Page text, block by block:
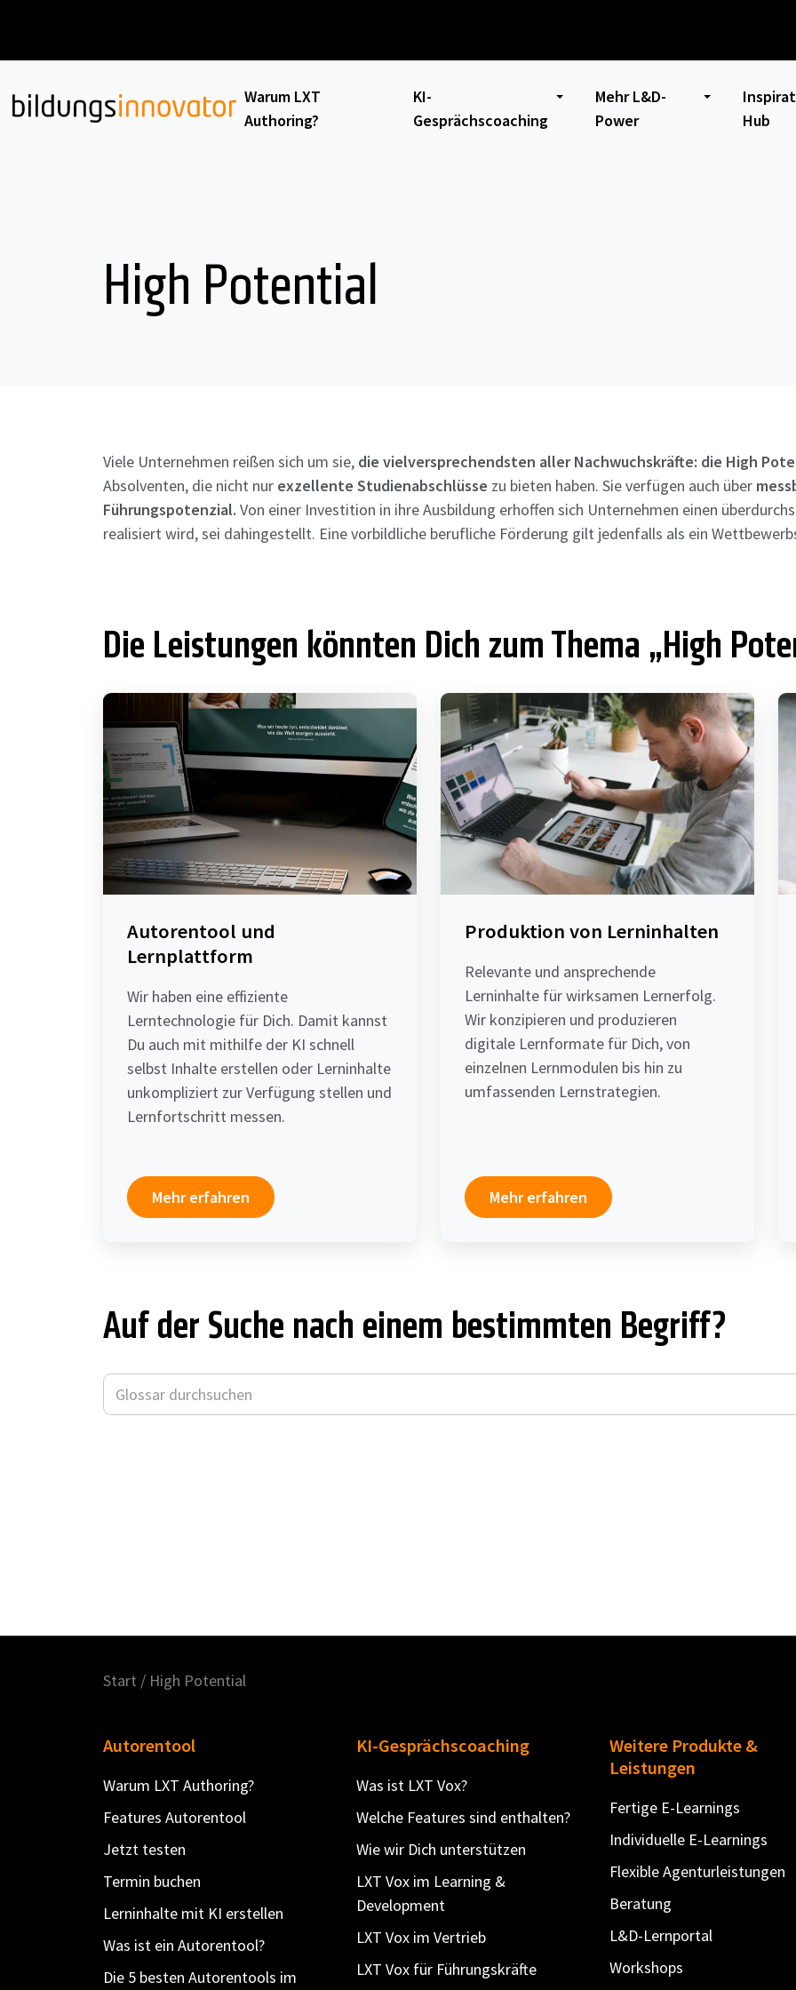
Warum LXT
Authoring?
KI-
Gesprächscoaching
Mehr L&D-
Power
Hub
High Potential
Viele Unternehmen reißen sich um sie, die vielversprechendsten aller Nachwuchskräfte: die High
Absolventen, die nicht nur exzellente Studienabschlüsse zu bieten haben. Sie verfügen auch über
Führungspotenzial. Von einer Investition in ihre Ausbildung erhoffen sich Unternehmen einen
realisiert wird, sei dahingestellt. Eine vorbildliche berufliche Förderung gilt jedenfalls als ein
Die Leistungen könnten Dich zum Thema „High
Autorentool und
Lernplattform
Wir haben eine effiziente
Lerntechnologie für Dich. Damit kannst
Du auch mit mithilfe der KI schnell
selbst Inhalte erstellen oder Lerninhalte
unkompliziert zur Verfügung stellen und
Lernfortschritt messen.
Mehr erfahren
Produktion von Lerninhalten
Relevante und ansprechende
Lerninhalte für wirksamen Lernerfolg.
Wir konzipieren und produzieren
digitale Lernformate für Dich, von
einzelnen Lernmodulen bis hin zu
umfassenden Lernstrategien.
Mehr erfahren
Auf der Suche nach einem bestimmten Begriff?
Start / High Potential
Autorentool
Warum LXT Authoring?
Features Autorentool
Jetzt testen
Termin buchen
Lerninhalte mit KI erstellen
Was ist ein Autorentool?
Die 5 besten Autorentools im
KI-Gesprächscoaching
Was ist LXT Vox?
Welche Features sind enthalten?
Wie wir Dich unterstützen
LXT Vox im Learning &
Development
LXT Vox im Vertrieb
LXT Vox für Führungskräfte
Weitere Produkte &
Leistungen
Fertige E-Learnings
Individuelle E-Learnings
Flexible Agenturleistungen
Beratung
L&D-Lernportal
Workshops